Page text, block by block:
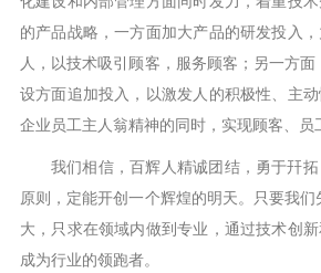
的产品战略，一方面加大产品的研发投入
人，以技术吸引顾客，服务顾客；另一方
设方面追加投入，以激发人的积极性、主
企业员工主人翁精神的同时，实现顾客、员
我们相信，百辉人精诚团结，勇于幵
原则，定能开创一个辉煌的明天。只要我
大，只求在领域内做到专业，通过技术创新
成为行业的领跑者。